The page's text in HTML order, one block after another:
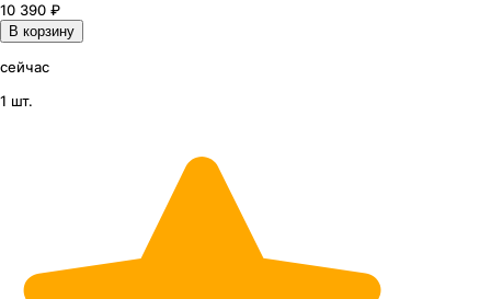
10 390 ₽
В корзину
сейчас
1 шт.